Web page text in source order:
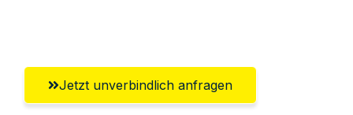
Jetzt unverbindlich anfragen